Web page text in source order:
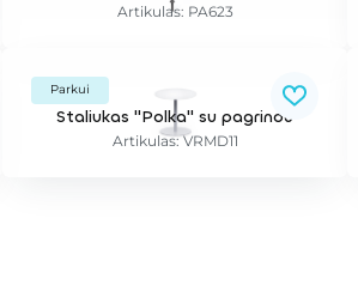
Artikulas: PA623
Parkui
Staliukas "Polka" su pagrindu
Artikulas: VRMD11